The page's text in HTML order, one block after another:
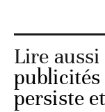
Lire
publicités
persiste